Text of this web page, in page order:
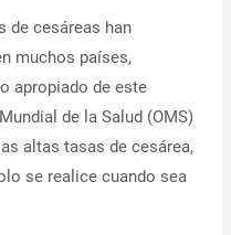
de cesáreas han
muchos países,
apropiado de este
de la Salud (OMS)
altas tasas de cesárea,
se realice cuando sea